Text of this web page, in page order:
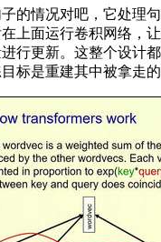
情况对吧，它处理句
上面运行卷积网络，
行更新。这整个设计
标是重建其中被拿走的